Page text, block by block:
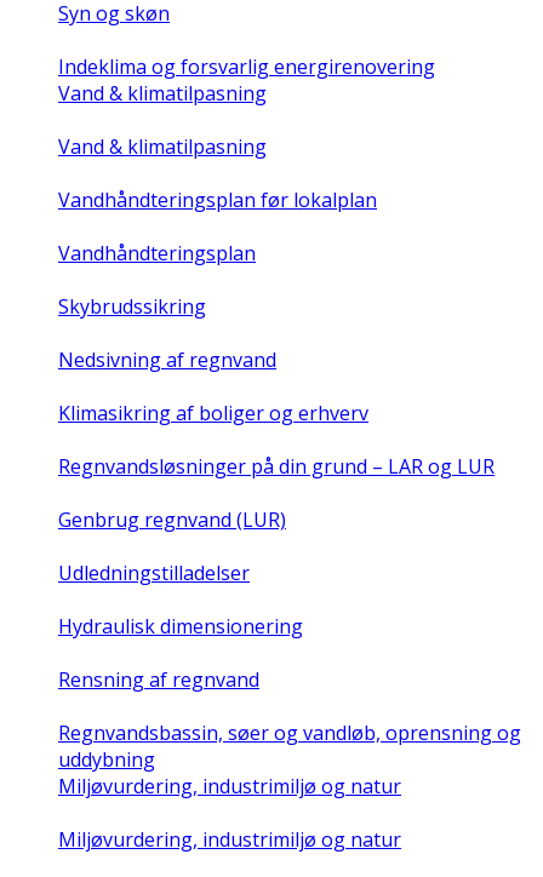
Syn og skøn
Indeklima og forsvarlig energirenovering
Vand & klimatilpasning
Vand & klimatilpasning
Vandhåndteringsplan før lokalplan
Vandhåndteringsplan
Skybrudssikring
Nedsivning af regnvand
Klimasikring af boliger og erhverv
Regnvandsløsninger på din grund – LAR og LUR
Genbrug regnvand (LUR)
Udledningstilladelser
Hydraulisk dimensionering
Rensning af regnvand
Regnvandsbassin, søer og vandløb, oprensning og
uddybning
Miljøvurdering, industrimiljø og natur
Miljøvurdering, industrimiljø og natur